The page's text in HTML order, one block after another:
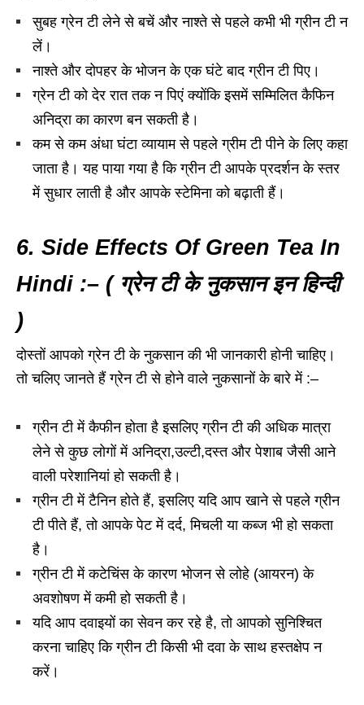
सुबह ग्रेन टी लेने से बचें और नाश्ते से पहले कभी भी ग्रीन टी न
लें।
नाश्ते और दोपहर के भोजन के एक घंटे बाद ग्रीन टी पिए।
ग्रेन टी को देर रात तक न पिएं क्योंकि इसमें सम्मिलित कैफिन
अनिद्रा का कारण बन सकती है।
कम से कम अंधा घंटा व्यायाम से पहले ग्रीम टी पीने के लिए कहा
जाता है। यह पाया गया है कि ग्रीन टी आपके प्रदर्शन के स्तर
में सुधार लाती है और आपके स्टेमिना को बढ़ाती हैं।
6. Side Effects Of Green Tea In
Hindi :– ( ग्रेन टी के नुकसान इन हिन्दी
)
दोस्तों आपको ग्रेन टी के नुकसान की भी जानकारी होनी चाहिए।
तो चलिए जानते हैं ग्रेन टी से होने वाले नुकसानों के बारे में :–
ग्रीन टी में कैफीन होता है इसलिए ग्रीन टी की अधिक मात्रा
लेने से कुछ लोगों में अनिद्रा,उल्टी,दस्त और पेशाब जैसी आने
वाली परेशानियां हो सकती है।
ग्रीन टी में टैनिन होते हैं, इसलिए यदि आप खाने से पहले ग्रीन
टी पीते हैं, तो आपके पेट में दर्द, मिचली या कब्ज भी हो सकता
है।
ग्रीन टी में कटेचिंस के कारण भोजन से लोहे (आयरन) के
अवशोषण में कमी हो सकती है।
यदि आप दवाइयों का सेवन कर रहे है, तो आपको सुनिश्चित
करना चाहिए कि ग्रीन टी किसी भी दवा के साथ हस्तक्षेप न
करें।